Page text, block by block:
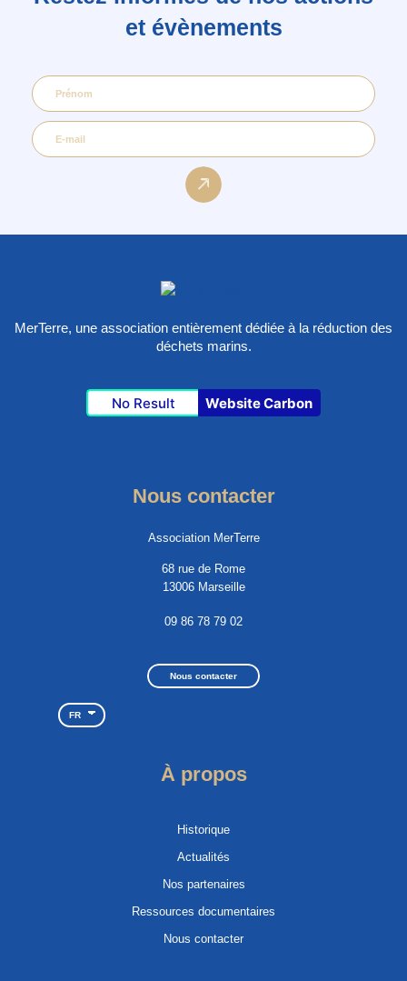
et évènements
MerTerre, une association entièrement dédiée à la réduction des
déchets marins.
No Result Website Carbon
Nous contacter
Association MerTerre
68 rue de Rome
13006 Marseille
09 86 78 79 02
Nous contacter
FR
À propos
Historique
Actualités
Nos partenaires
Ressources documentaires
Nous contacter